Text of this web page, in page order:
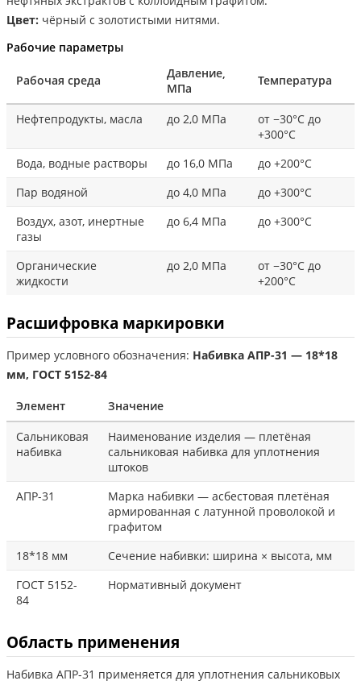
Цвет: чёрный с золотистыми нитями.
Рабочие параметры
Рабочая среда
Давление,
МПа
Температура
Нефтепродукты, масла до 2,0 МПа
от −30°С до
+300°С
Вода, водные растворы
до 16,0 МПа
до +200°С
Пар водяной
до 4,0 МПа
до +300°С
Воздух, азот, инертные
газы
до 6,4 МПа до +300°С
Органические
жидкости
до 2,0 МПа
от −30°С до
+200°С
Расшифровка маркировки
Пример условного обозначения: Набивка АПР-31 — 18*18
мм, ГОСТ 5152-84
Элемент
Значение
Сальниковая
набивка
Наименование изделия — плетёная
сальниковая набивка для уплотнения
штоков
АПР-31
Марка набивки — асбестовая плетёная
армированная с латунной проволокой и
графитом
18*18 мм
Сечение набивки: ширина × высота, мм
ГОСТ 5152-
84
Нормативный документ
Область применения
Набивка АПР-31 применяется для уплотнения сальниковых